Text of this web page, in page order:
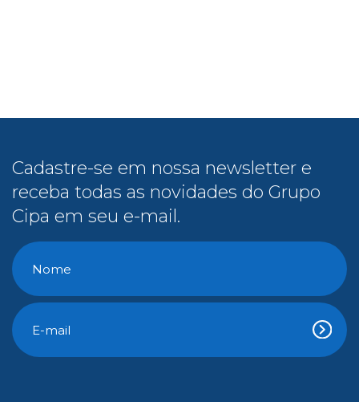
Cadastre-se em nossa newsletter e
receba todas as novidades do Grupo
Cipa em seu e-mail.